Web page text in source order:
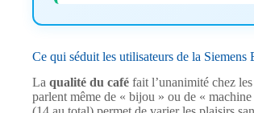
Ce qui séduit les utilisateurs de la Siemens
La qualité du café fait l’unanimité chez
parlent même de « bijou » ou de «